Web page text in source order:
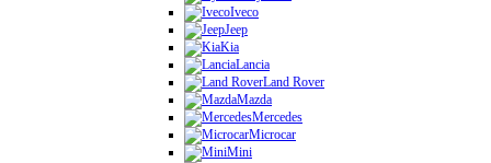
Iveco
Jeep
Kia
Lancia
Land Rover
Mazda
Mercedes
Microcar
Mini